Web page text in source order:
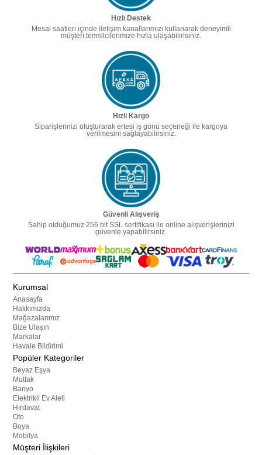
Hızlı Destek
Mesai saatleri içinde iletişim kanallarımızı kullanarak deneyimli
müşteri temsilcilerimize hızla ulaşabilirisiniz.
Hızlı Kargo
Siparişlerinizi oluşturarak ertesi iş günü seçeneği ile kargoya
verilmesini sağlayabilirsiniz.
Güvenli Alışveriş
Sahip olduğumuz 256 bit SSL sertifikası ile online alışverişlerinizi
güvenle yapabilirsiniz.
Kurumsal
Anasayfa
Hakkımızda
Mağazalarımız
Bize Ulaşın
Markalar
Havale Bildirimi
Popüler Kategoriler
Beyaz Eşya
Mutfak
Banyo
Elektrikli Ev Aleti
Hırdavat
Oto
Boya
Mobilya
Müşteri İlişkileri